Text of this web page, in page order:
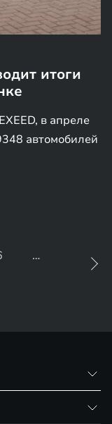
итоги
в апреле
автомобилей
…